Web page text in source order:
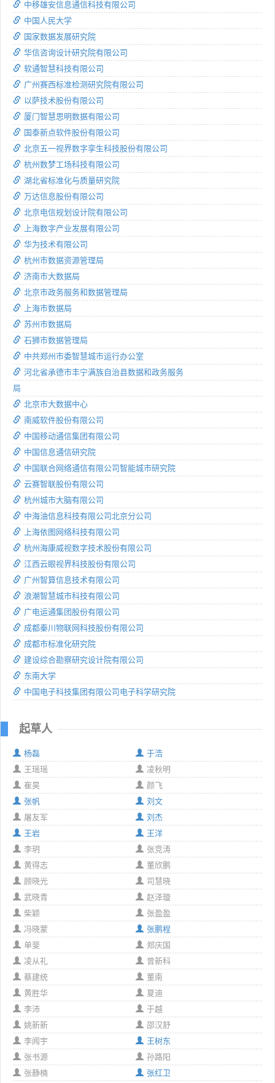
中移雄安信息通信科技有限公司
中国人民大学
国家数据发展研究院
华信咨询设计研究院有限公司
软通智慧科技有限公司
广州赛西标准检测研究院有限公司
以萨技术股份有限公司
厦门智慧思明数据有限公司
国泰新点软件股份有限公司
北京五一视界数字孪生科技股份有限公司
杭州数梦工场科技有限公司
湖北省标准化与质量研究院
万达信息股份有限公司
北京电信规划设计院有限公司
上海数字产业发展有限公司
华为技术有限公司
杭州市数据资源管理局
济南市大数据局
北京市政务服务和数据管理局
上海市数据局
苏州市数据局
石狮市数据管理局
中共郑州市委智慧城市运行办公室
河北省承德市丰宁满族自治县数据和政务服务
局
北京市大数据中心
南威软件股份有限公司
中国移动通信集团有限公司
中国信息通信研究院
中国联合网络通信有限公司智能城市研究院
云赛智联股份有限公司
杭州城市大脑有限公司
中海油信息科技有限公司北京分公司
上海依图网络科技有限公司
杭州海康威视数字技术股份有限公司
江西云眼视界科技股份有限公司
广州智算信息技术有限公司
浪潮智慧城市科技有限公司
广电运通集团股份有限公司
成都秦川物联网科技股份有限公司
成都市标准化研究院
建设综合勘察研究设计院有限公司
东南大学
中国电子科技集团有限公司电子科学研究院
起草人
杨磊
于浩
王瑶瑶
凌秋明
崔昊
颜飞
张帆
刘文
屠友军
刘杰
王岩
王洋
李玥
张竞涛
黄得志
董欣鹏
顾晓光
司慧晓
武晓青
赵泽璇
柴颖
张盈盈
冯晓蒙
张鹏程
单斐
郑庆国
凌从礼
曾新科
蔡建统
董南
黄胜华
夏迪
李沛
于越
姚新新
邵汉舒
李闻宇
王树东
张书源
孙路阳
张静楠
张红卫